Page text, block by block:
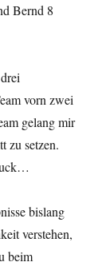
Bernd 8
vorn zwei
gelang mir
zu setzen.
bislang
verstehen,
beim